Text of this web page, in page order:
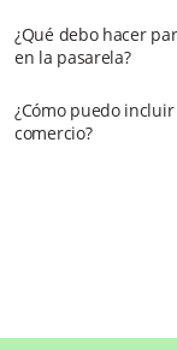
¿Qué debo hacer
en la pasarela?
¿Cómo puedo
comercio?